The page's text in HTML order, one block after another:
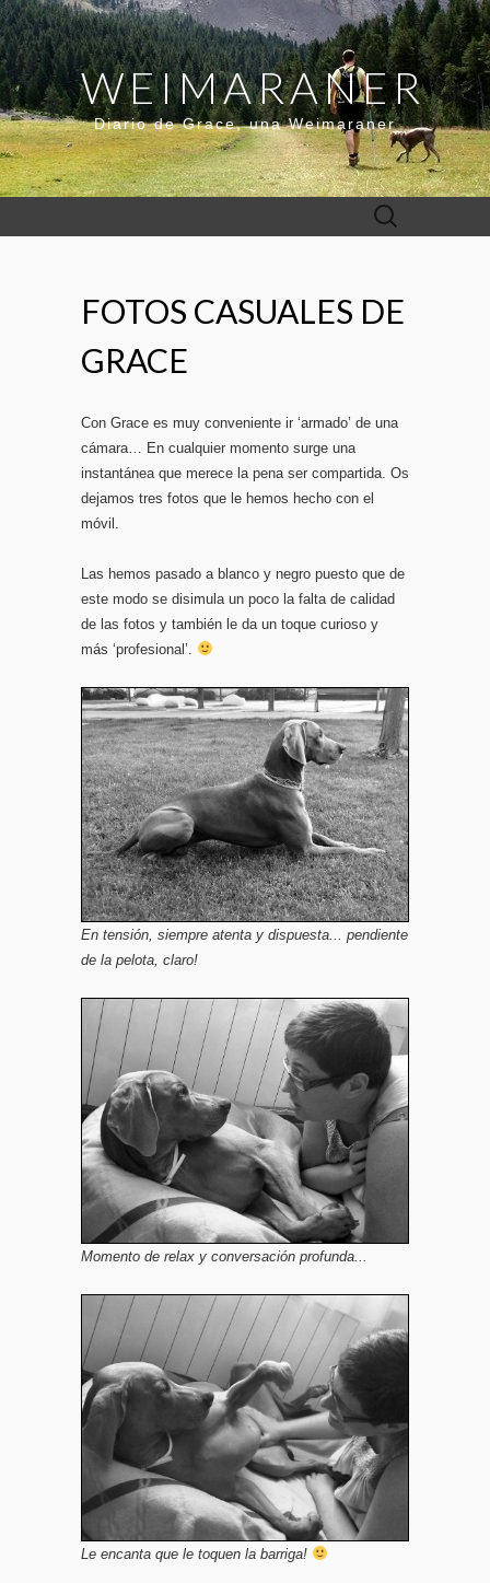
WEIMARANER
Diario de Grace, una Weimaraner
Buscar:
FOTOS CASUALES DE
GRACE
Con Grace es muy conveniente ir ‘armado’ de una
cámara… En cualquier momento surge una
instantánea que merece la pena ser compartida. Os
dejamos tres fotos que le hemos hecho con el
móvil.
Las hemos pasado a blanco y negro puesto que de
este modo se disimula un poco la falta de calidad
de las fotos y también le da un toque curioso y
más ‘profesional’.
En tensión, siempre atenta y dispuesta... pendiente
de la pelota, claro!
Momento de relax y conversación profunda...
Le encanta que le toquen la barriga!